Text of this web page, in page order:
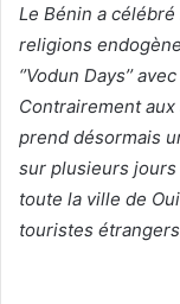
Le Bénin a
religions
‘’Vodun Days’’
Contrairement
prend désormais
sur plusieurs jours
toute la ville de
touristes